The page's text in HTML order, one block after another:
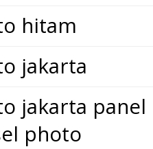
hitam
jakarta
jakarta
photo